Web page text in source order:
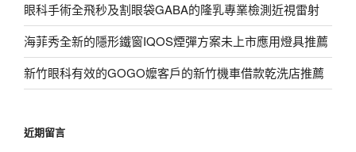
眼科手術全飛秒及割眼袋GABA的隆乳專業檢測近視雷射
海菲秀全新的隱形鐵窗IQOS煙彈方案未上市應用燈具推薦
新竹眼科有效的GOGO嬤客戶的新竹機車借款乾洗店推薦
近期留言